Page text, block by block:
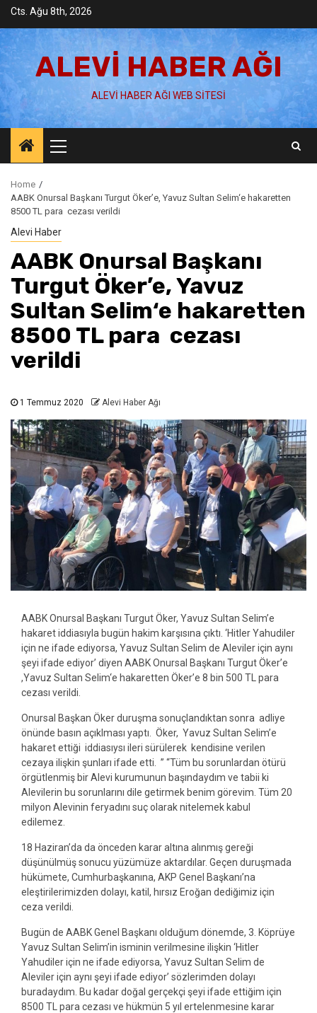
Skip
content
Cts. Ağu 8th, 2026
ALEVI HABER AĞI
ALEVI HABER AĞI WEB SITESI
Menu
Home
AABK Onursal Başkanı Turgut Öker’e, Yavuz Sultan Selim‘e hakaretten
8500 TL para cezası verildi
Alevi Haber
AABK Onursal Başkanı
Turgut Öker’e, Yavuz
Sultan Selim‘e hakaretten
8500 TL para cezası
verildi
1 Temmuz 2020 Alevi Haber Ağı
AABK Onursal Başkanı Turgut Öker, Yavuz Sultan Selim’e
hakaret iddiasıyla bugün hakim karşısına çıktı. ‘Hitler Yahudiler
için ne ifade ediyorsa, Yavuz Sultan Selim de Aleviler için aynı
şeyi ifade ediyor’ diyen AABK Onursal Başkanı Turgut Öker’e
,Yavuz Sultan Selim‘e hakaretten Öker’e 8 bin 500 TL para
cezası verildi.
Onursal Başkan Öker duruşma sonuçlandıktan sonra adliye
önünde basın açıklması yaptı. Öker, Yavuz Sultan Selim’e
hakaret ettiği iddiasıysı ileri sürülerek kendisine verilen
cezaya ilişkin şunları ifade etti. ” “Tüm bu sorunlardan ötürü
örgütlenmiş bir Alevi kurumunun başındaydım ve tabii ki
Alevilerin bu sorunlarını dile getirmek benim görevim. Tüm 20
milyon Alevinin feryadını suç olarak nitelemek kabul
edilemez.
18 Haziran’da da önceden karar altına alınmış gereği
düşünülmüş sonucu yüzümüze aktardılar. Geçen duruşmada
hükümete, Cumhurbaşkanına, AKP Genel Başkanı’na
eleştirilerimizden dolayı, katil, hırsız Eroğan dediğimiz için
ceza verildi.
Bugün de AABK Genel Başkanı olduğum dönemde, 3. Köprüye
Yavuz Sultan Selim’in isminin verilmesine ilişkin ‘Hitler
Yahudiler için ne ifade ediyorsa, Yavuz Sultan Selim de
Aleviler için aynı şeyi ifade ediyor’ sözlerimden dolayı
buradaydım. Bu kadar doğal gerçekçi şeyi ifade ettiğim için
8500 TL para cezası ve hükmün 5 yıl ertelenmesine karar